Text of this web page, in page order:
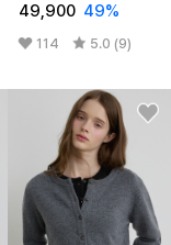
49,900 49%
114 5.0 (9)